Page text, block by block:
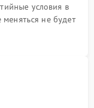
условия в
меняться не будет